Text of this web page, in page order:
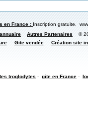
en France : Inscription gratuite.
Autres Partenaires ©
Gite vendée Création site
troglodytes - gite en France -